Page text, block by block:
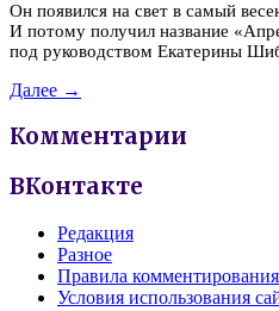
Он появился на свет в самый
И потому получил название
под руководством Екатерины
Далее →
Комментарии
ВКонтакте
Редакция
Разное
Правила комментирования
Условия использования